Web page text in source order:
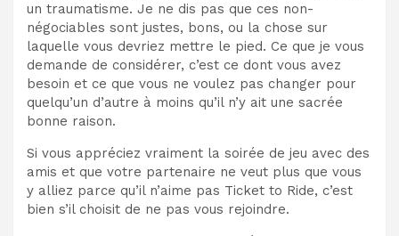
un traumatisme. Je ne dis pas que ces non-
négociables sont justes, bons, ou la chose sur
laquelle vous devriez mettre le pied. Ce que je vous
demande de considérer, c’est ce dont vous avez
besoin et ce que vous ne voulez pas changer pour
quelqu’un d’autre à moins qu’il n’y ait une sacrée
bonne raison.
Si vous appréciez vraiment la soirée de jeu avec des
amis et que votre partenaire ne veut plus que vous
y alliez parce qu’il n’aime pas Ticket to Ride, c’est
bien s’il choisit de ne pas vous rejoindre.